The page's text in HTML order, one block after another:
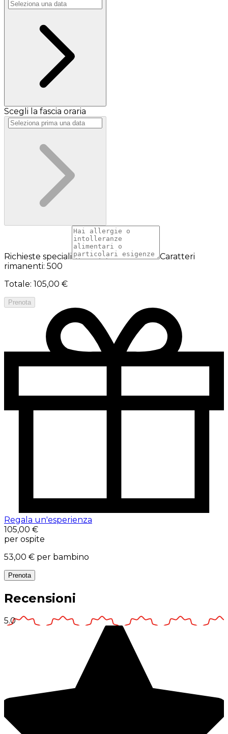
Scegli la fascia oraria
Richieste speciali
Caratteri
rimanenti: 500
Totale: 105,00 €
Prenota
Regala un'esperienza
105,00 €
per ospite
53,00 € per bambino
Prenota
Recensioni
5.0